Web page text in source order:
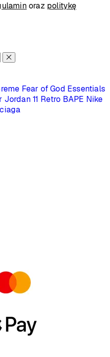
oraz politykę
Fear of God Essentials
Jordan 11 Retro BAPE Nike